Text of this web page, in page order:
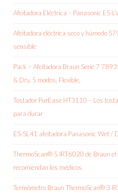
Afeitadora Eléctrica – Panasonic ES-
Afeitadora eléctrica seco y húmedo
sensible
Pack – Afeitadora Braun Serie 7
& Dry, 5 modos, Flexible,
Tostador PurEase HT3110 – Los
para durar
ES-SL41 afeitadora Panasonic Wet /
ThermoScan® 5 IRT6020 de Braun el
recomiendan los médicos
Termómetro Braun ThermoScan® 3